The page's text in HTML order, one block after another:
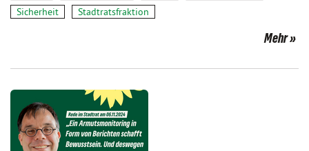
Sicherheit
Stadtratsfraktion
Mehr